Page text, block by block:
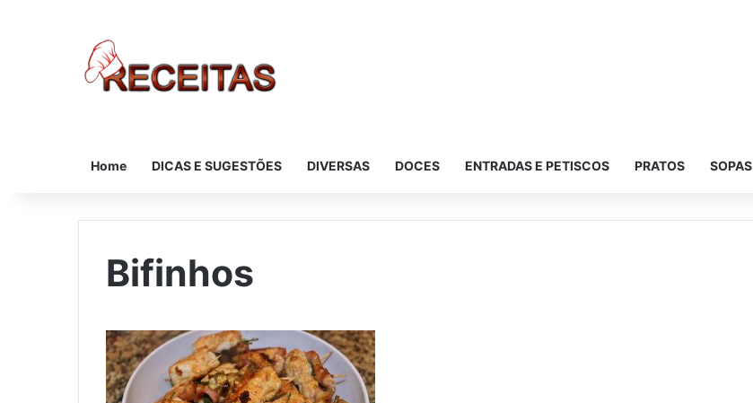
Home DICAS E SUGESTÕES DIVERSAS DOCES ENTRADAS E PETISCOS PRATOS SOPAS
Bifinhos